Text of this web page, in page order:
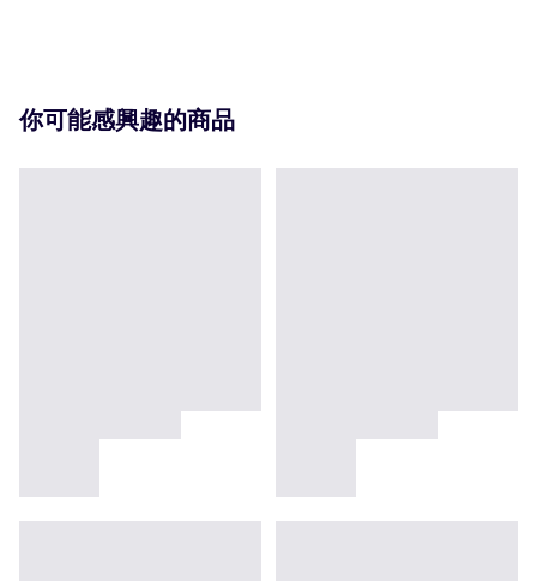
你可能感興趣的商品